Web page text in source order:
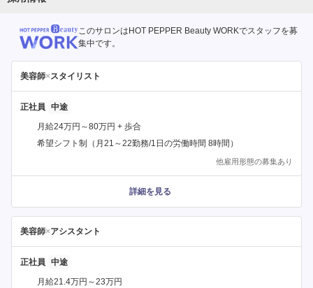
このサロンはHOT PEPPER Beauty WORKでスタッフを募
集中です。
美容師×スタイリスト
正社員
月給24万円～80万円 + 歩合
希望シフト制（月21～22勤務/1日の労働時間 8時間）
他雇用形態の募集あり
詳細を見る
美容師×アシスタント
正社員
月給21.4万円～23万円